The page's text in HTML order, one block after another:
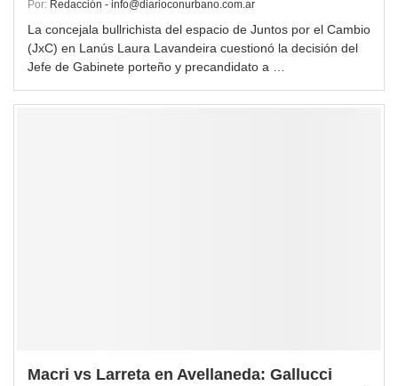
Por: Redacción - info@diarioconurbano.com.ar
La concejala bullrichista del espacio de Juntos por el Cambio
(JxC) en Lanús Laura Lavandeira cuestionó la decisión del
Jefe de Gabinete porteño y precandidato a …
Macri vs Larreta en Avellaneda: Gallucci